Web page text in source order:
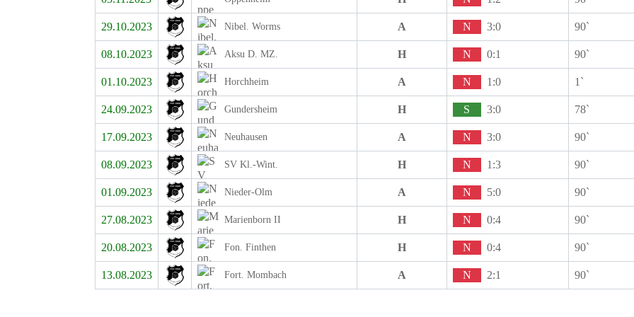
29.10.2023 Nibel. Worms A N 3:0 90`
08.10.2023 Aksu D. MZ. H N 0:1 90`
01.10.2023 Horchheim A N 1:0 1`
24.09.2023 Gundersheim H S 3:0 78`
17.09.2023 Neuhausen A N 3:0 90`
08.09.2023 SV Kl.-Wint. H N 1:3 90`
01.09.2023 Nieder-Olm A N 5:0 90`
27.08.2023 Marienborn II H N 0:4 90`
20.08.2023 Fon. Finthen H N 0:4 90`
13.08.2023 Fort. Mombach A N 2:1 90`